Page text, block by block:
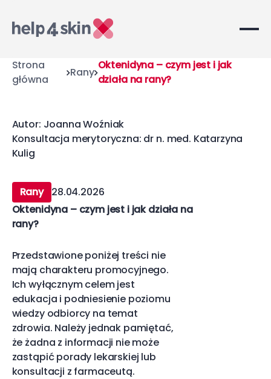
Strona
główna
Rany
Oktenidyna – czym jest i jak
działa na rany?
Autor: Joanna Woźniak
Konsultacja merytoryczna: dr n. med. Katarzyna
Kulig
Rany
28.04.2026
Oktenidyna – czym jest i jak działa na
rany?
Przedstawione poniżej treści nie
mają charakteru promocyjnego.
Ich wyłącznym celem jest
edukacja i podniesienie poziomu
wiedzy odbiorcy na temat
zdrowia. Należy jednak pamiętać,
że żadna z informacji nie może
zastąpić porady lekarskiej lub
konsultacji z farmaceutą.